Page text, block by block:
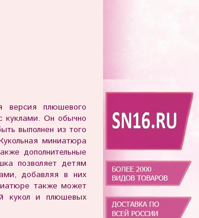
версия плюшевого
куклами. Он обычно
выполнен из того
миниатюра
дополнительные
позволяет детям
добавляя в них
также может
кукол и плюшевых